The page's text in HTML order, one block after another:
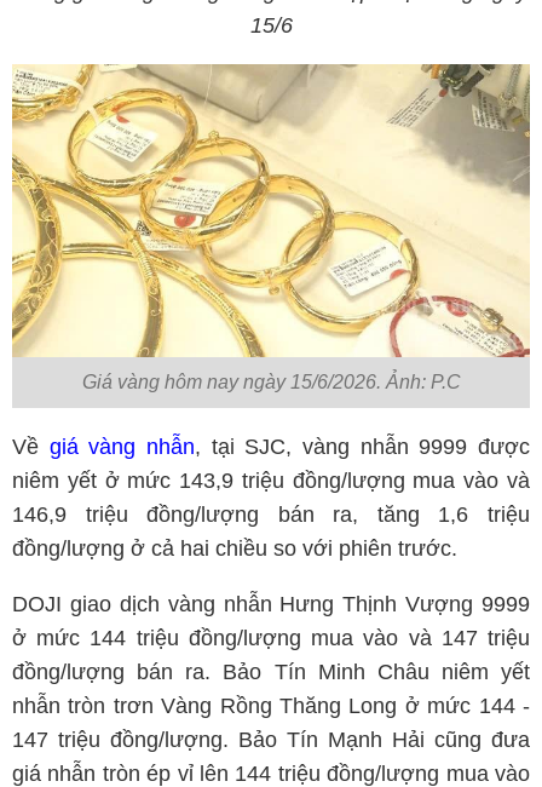
15/6
Giá vàng hôm nay ngày 15/6/2026. Ảnh: P.C
Về giá vàng nhẫn, tại SJC, vàng nhẫn 9999 được
niêm yết ở mức 143,9 triệu đồng/lượng mua vào và
146,9 triệu đồng/lượng bán ra, tăng 1,6 triệu
đồng/lượng ở cả hai chiều so với phiên trước.
DOJI giao dịch vàng nhẫn Hưng Thịnh Vượng 9999
ở mức 144 triệu đồng/lượng mua vào và 147 triệu
đồng/lượng bán ra. Bảo Tín Minh Châu niêm yết
nhẫn tròn trơn Vàng Rồng Thăng Long ở mức 144 -
147 triệu đồng/lượng. Bảo Tín Mạnh Hải cũng đưa
giá nhẫn tròn ép vỉ lên 144 triệu đồng/lượng mua vào